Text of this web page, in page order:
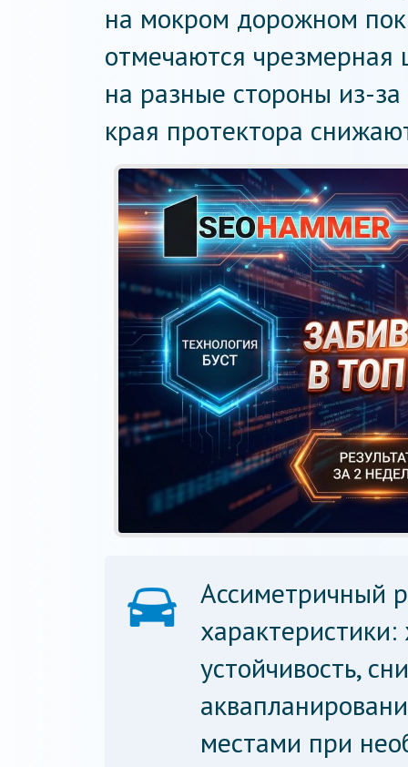
на мокром дорожном
отмечаются чрезмерная
на разные стороны из-за
края протектора
Ассиметричный
устойчивость,
местами при